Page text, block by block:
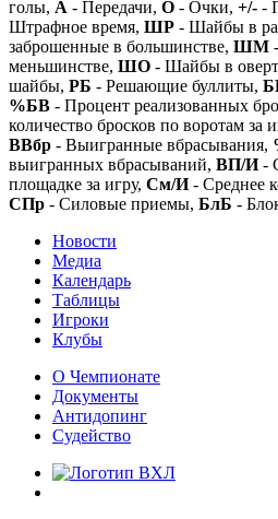
голы, А - Передачи, О - Очки, +/- -
Штрафное время, ШР - Шайбы в
заброшенные в большинстве, ШМ
меньшинстве, ШО - Шайбы в
шайбы, РБ - Решающие буллиты,
%БВ - Процент реализованных
количество бросков по воротам за
ВВбр - Выигранные вбрасывания,
выигранных вбрасываний, ВП/И-
площадке за игру, См/И- Среднее
СПр - Силовые приемы, БлБ -
Новости
Медиа
Календарь
Таблицы
Игроки
Клубы
О Чемпионате
Документы
Антидопинг
Судейство